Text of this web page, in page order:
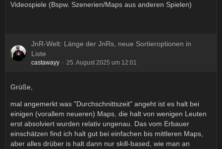
Videospiele (Bspw. Szenerien/Maps aus anderen Spielen)
JnR-Welt: Länge der JnRs, neue Sortieroptionen in
Liste
castawayy 25. August 2025 um 12:01
Grüße,
mal angemerkt was "Durchschnittszeit" angeht ist es halt bei
einigen (vorallem neueren) Maps, die halt von wenigen Leuten
erst absolviert wurden relativ ungenau. Das vom Erbauer
einschätzen find ich halt gut bei einfachen bis mittleren Maps,
aber alles drüber is halt dann nur skill-based, wie man an